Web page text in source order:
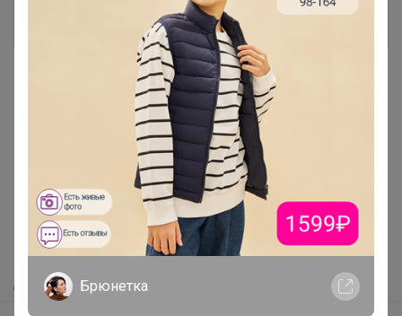
Зарегистрироваться
Как здесь все устроено?
Как сделать заказ?
Как получить?
Доставка Брюнетка